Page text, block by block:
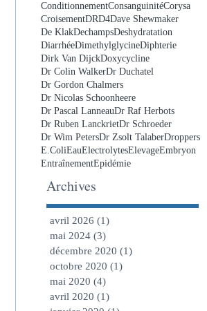
ConditionnementConsanguinitéCorysa
CroisementDRD4Dave Shewmaker
De KlakDechampsDeshydratation
DiarrhéeDimethylglycineDiphterie
Dirk Van DijckDoxycycline
Dr Colin WalkerDr Duchatel
Dr Gordon Chalmers
Dr Nicolas Schoonheere
Dr Pascal LanneauDr Raf Herbots
Dr Ruben LanckrietDr Schroeder
Dr Wim PetersDr Zsolt TalaberDroppers
E.ColiEauElectrolytesElevageEmbryon
EntraînementEpidémie
Archives
avril 2026 (1)
mai 2024 (3)
décembre 2020 (1)
octobre 2020 (1)
mai 2020 (4)
avril 2020 (1)